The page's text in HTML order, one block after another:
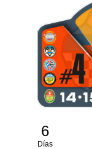
6
Días